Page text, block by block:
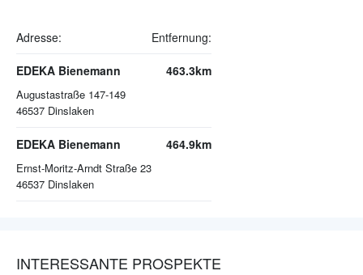
Adresse: Entfernung:
EDEKA Bienemann
Augustastraße 147-149
46537 Dinslaken
463.3km
EDEKA Bienemann
Ernst-Moritz-Arndt Straße 23
46537 Dinslaken
464.9km
INTERESSANTE PROSPEKTE